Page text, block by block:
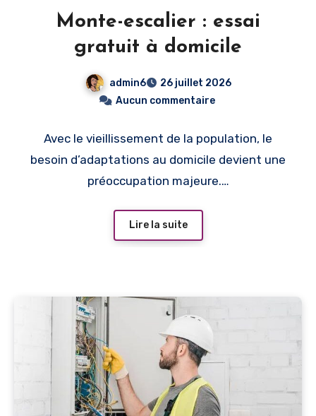
Monte-escalier : essai
gratuit à domicile
admin6
26 juillet 2026
Aucun commentaire
Avec le vieillissement de la population, le
besoin d’adaptations au domicile devient une
préoccupation majeure.…
Lire la suite